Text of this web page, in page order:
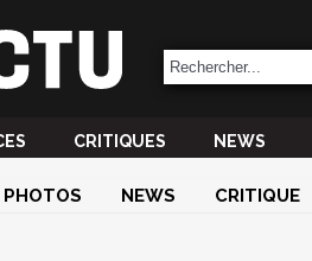
CRITIQUES NEWS
PHOTOS NEWS CRITIQUE